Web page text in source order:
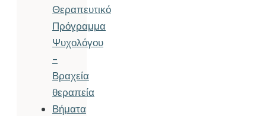
Θεραπευτικό
Πρόγραμμα
Ψυχολόγου
–
Βραχεία
θεραπεία
Βήματα